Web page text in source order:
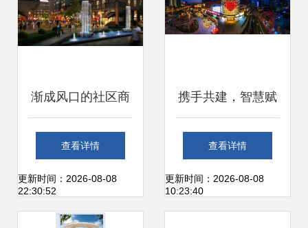
渐成风口的社区商
业该怎样玩？从蓝
润商业“润道”成都
看未来趋势
查看详情
更新时间：2026-08-08
22:30:52
携手共建，智慧赋
能——济南中央商
务区成功举办新春
查看详情
更新时间：2026-08-08
10:23:40